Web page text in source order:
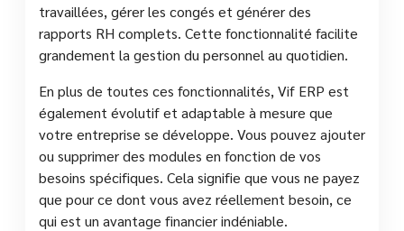
travaillées, gérer les congés et générer des
rapports RH complets. Cette fonctionnalité facilite
grandement la gestion du personnel au quotidien.
En plus de toutes ces fonctionnalités, Vif ERP est
également évolutif et adaptable à mesure que
votre entreprise se développe. Vous pouvez ajouter
ou supprimer des modules en fonction de vos
besoins spécifiques. Cela signifie que vous ne payez
que pour ce dont vous avez réellement besoin, ce
qui est un avantage financier indéniable.